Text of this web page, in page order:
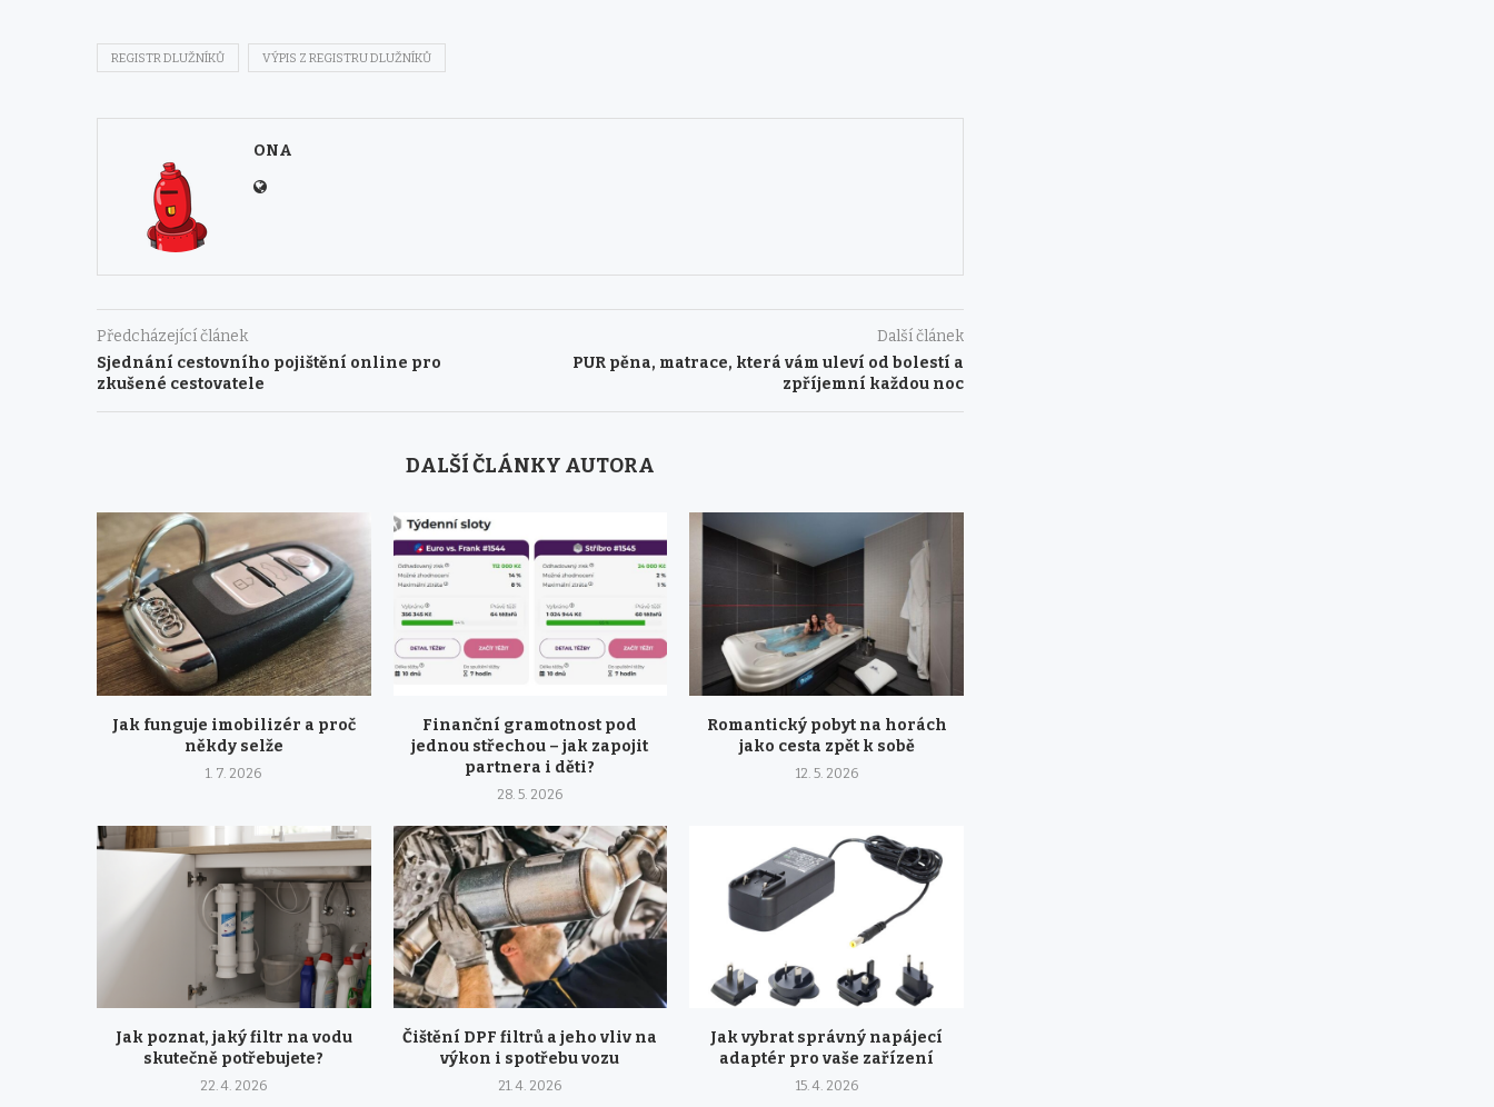
REGISTR DLUŽNÍKŮ VÝPIS Z REGISTRU DLUŽNÍKŮ
ONA
Předcházející článek
Sjednání cestovního pojištění online pro
zkušené cestovatele
Další článek
PUR pěna, matrace, která vám uleví od bolestí a
zpříjemní každou noc
DALŠÍ ČLÁNKY AUTORA
Jak funguje imobilizér a proč
někdy selže
1. 7. 2026
Finanční gramotnost pod
jednou střechou – jak zapojit
partnera i děti?
28. 5. 2026
Romantický pobyt na horách
jako cesta zpět k sobě
12. 5. 2026
Jak poznat, jaký filtr na vodu
skutečně potřebujete?
22. 4. 2026
Čištění DPF filtrů a jeho vliv na
výkon i spotřebu vozu
21. 4. 2026
Jak vybrat správný napájecí
adaptér pro vaše zařízení
15. 4. 2026